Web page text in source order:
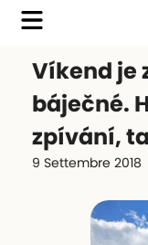
Víkend je
báječné.
zpívání,
9 Settembre 2018